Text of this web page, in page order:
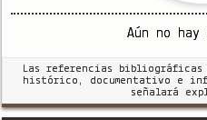
Aún no
Las referencias
histórico, documentativo e
señalará